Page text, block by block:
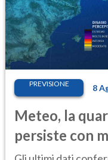
PREVISIONE 8
Meteo, la
persiste con
elevate